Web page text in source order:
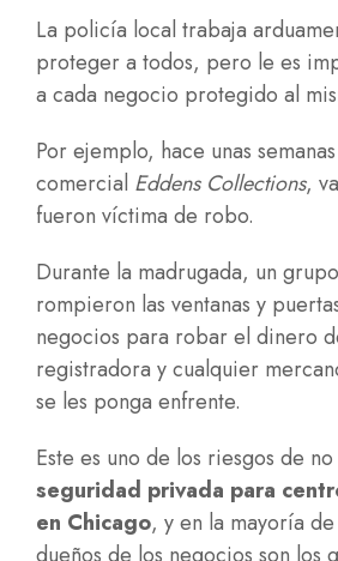
La policía local trabaja
proteger a todos, pero le es
a cada negocio protegido al
Por ejemplo, hace unas
comercial Eddens Collections,
fueron víctima de robo.
Durante la madrugada, un
rompieron las ventanas y
negocios para robar el dinero
registradora y cualquier
se les ponga enfrente.
Este es uno de los riesgos de
seguridad privada para
en Chicago, y en la mayoría